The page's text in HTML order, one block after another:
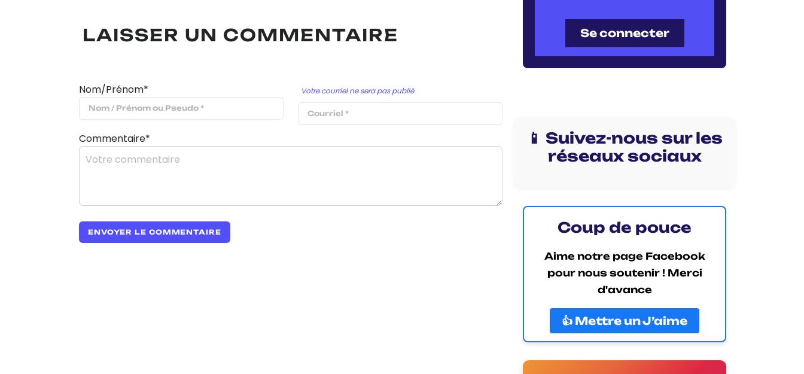
LAISSER UN COMMENTAIRE
Nom/Prénom* Votre courriel ne sera pas publié
Commentaire*
Se connecter
📱 Suivez-nous sur les
réseaux sociaux
Coup de pouce
Aime notre page Facebook
pour nous soutenir ! Merci
d'avance
👍 Mettre un J’aime